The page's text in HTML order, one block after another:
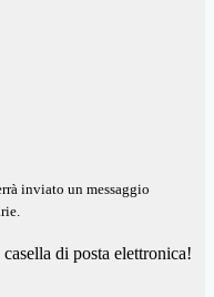
inviato un messaggio
di posta elettronica!